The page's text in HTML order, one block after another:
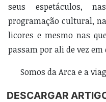
seus espetáculos,
programação cultural,
licores e mesmo nas
passam por ali de vez
Somos da Arca e a
DESCARGAR